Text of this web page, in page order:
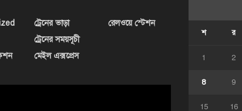
ট্রেনের ভাড়া
ট্রেনের সময়সূচী
মেইল এক্সপ্রেস
রেলওয়ে স্টেশন
শ র
1 2
8 9
15 16